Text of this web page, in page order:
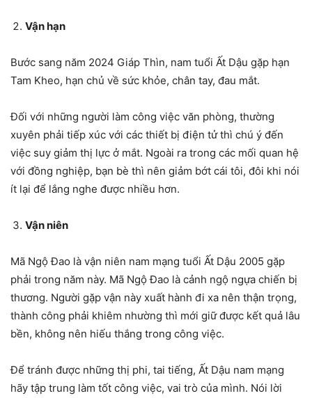
Vận hạn
Bước sang năm 2024 Giáp Thìn, nam tuổi Ất Dậu gặp hạn
Tam Kheo, hạn chủ về sức khỏe, chân tay, đau mắt.
Đối với những người làm công việc văn phòng, thường
xuyên phải tiếp xúc với các thiết bị điện tử thì chú ý đến
việc suy giảm thị lực ở mắt. Ngoài ra trong các mối quan hệ
với đồng nghiệp, bạn bè thì nên giảm bớt cái tôi, đôi khi nói
ít lại để lắng nghe được nhiều hơn.
Vận niên
Mã Ngộ Đao là vận niên nam mạng tuổi Ất Dậu 2005 gặp
phải trong năm này. Mã Ngộ Đao là cảnh ngộ ngựa chiến bị
thương. Người gặp vận này xuất hành đi xa nên thận trọng,
thành công phải khiêm nhường thì mới giữ được kết quả lâu
bền, không nên hiếu thắng trong công việc.
Để tránh được những thị phi, tai tiếng, Ất Dậu nam mạng
hãy tập trung làm tốt công việc, vai trò của mình. Nói lời